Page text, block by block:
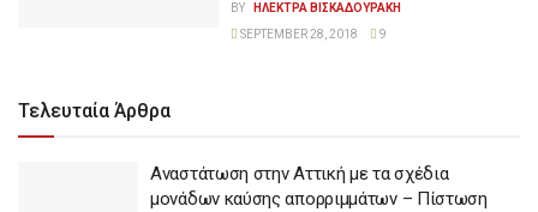
BY
ΗΛΕΚΤΡΑ ΒΙΣΚΑΔΟΥΡΑΚΗ
SEPTEMBER 28, 2018
9
Τελευταία Άρθρα
Αναστάτωση στην Αττική με τα σχέδια
μονάδων καύσης απορριμμάτων – Πίστωση